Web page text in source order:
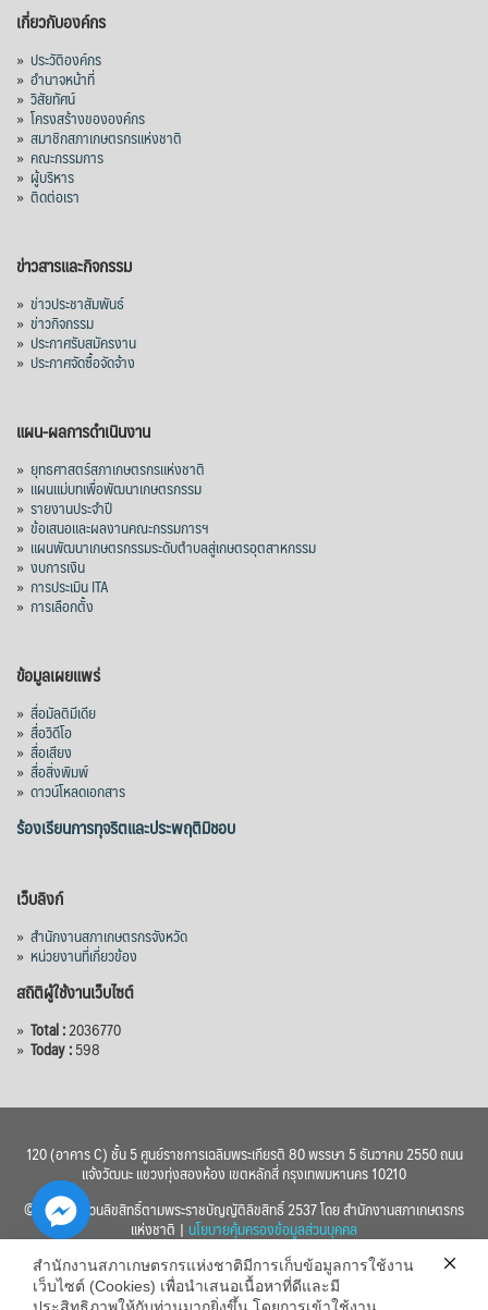
เกี่ยวกับองค์กร
» ประวัติองค์กร
» อำนาจหน้าที่
» วิสัยทัศน์
» โครงสร้างขององค์กร
» สมาชิกสภาเกษตรกรแห่งชาติ
» คณะกรรมการ
» ผู้บริหาร
» ติดต่อเรา
ข่าวสารและกิจกรรม
» ข่าวประชาสัมพันธ์
» ข่าวกิจกรรม
» ประกาศรับสมัครงาน
» ประกาศจัดซื้อจัดจ้าง
แผน-ผลการดำเนินงาน
» ยุทธศาสตร์สภาเกษตรกรแห่งชาติ
» แผนแม่บทเพื่อพัฒนาเกษตรกรรม
» รายงานประจำปี
» ข้อเสนอและผลงานคณะกรรมการฯ
» แผนพัฒนาเกษตรกรรมระดับตำบลสู่เกษตรอุตสาหกรรม
» งบการเงิน
» การประเมิน ITA
» การเลือกตั้ง
ข้อมูลเผยแพร่
» สื่อมัลติมีเดีย
» สื่อวิดีโอ
» สื่อเสียง
» สื่อสิ่งพิมพ์
» ดาวน์โหลดเอกสาร
ร้องเรียนการทุจริตและประพฤติมิชอบ
เว็บลิงก์
» สำนักงานสภาเกษตรกรจังหวัด
» หน่วยงานที่เกี่ยวข้อง
สถิติผู้ใช้งานเว็บไซต์
» Total :2036770
» Today :598
120 (อาคาร C) ชั้น 5 ศูนย์ราชการเฉลิมพระเกียรติ 80 พรรษา 5 ธันวาคม 2550 ถนน
แจ้งวัฒนะ แขวงทุ่งสองห้อง เขตหลักสี่ กรุงเทพมหานคร 10210
© 2560 สงวนลิขสิทธิ์ตามพระราชบัญญัติลิขสิทธิ์ 2537 โดย สำนักงานสภาเกษตรกร
แห่งชาติ | นโยบายคุ้มครองข้อมูลส่วนบุคคล
สำนักงานสภาเกษตรกรแห่งชาติมีการเก็บข้อมูลการใช้งาน
เว็บไซต์ (Cookies) เพื่อนำเสนอเนื้อหาที่ดีและมี